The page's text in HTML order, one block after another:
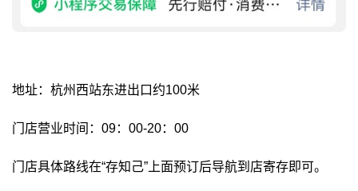
地址：杭州西站东进出口约100米
门店营业时间：09：00-20：00
门店具体路线在“存知己”上面预订后导航到店寄存即可。